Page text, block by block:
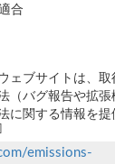
合
ェブサイトは、取
（バグ報告や拡張
に関する情報を提
emissions-